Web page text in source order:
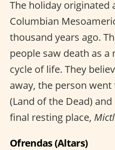
The holiday originated
Columbian
thousand years ago.
people saw death as
cycle of life. They
away, the person went
(Land of the Dead)
final resting place,
Ofrendas (Altars)